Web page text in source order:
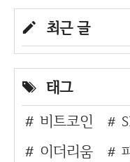
최근 글
태그
비트코인
이더리움